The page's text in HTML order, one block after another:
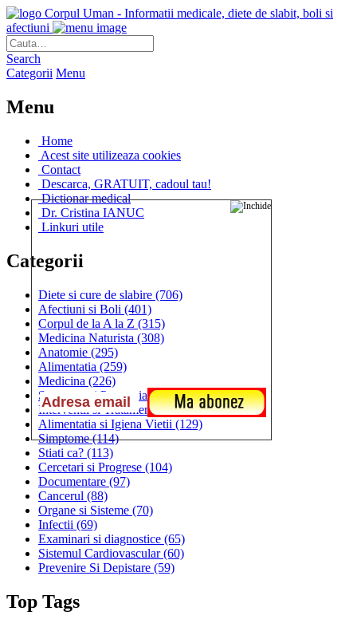
Corpul Uman - Informatii medicale, diete de slabit, boli si
afectiuni
Search
Categorii Menu
Menu
Home
Acest site utilizeaza cookies
Contact
Descarca, GRATUIT, cadoul tau!
Dictionar medical
Dr. Cristina IANUC
Linkuri utile
Categorii
Diete si cure de slabire (706)
Afectiuni si Boli (401)
Corpul de la A la Z (315)
Medicina Naturista (308)
Anatomie (295)
Alimentatia (259)
Medicina (226)
Sanatatea si Preventia(170)
Interventii si Tratamente(167)
Alimentatia si Igiena Vietii (129)
Simptome(114)
Stiati ca? (113)
Cercetari si Progrese (104)
Documentare (97)
Cancerul (88)
Organe si Sisteme (70)
Infectii (69)
Examinari si diagnostice (65)
Sistemul Cardiovascular(60)
Prevenire Si Depistare (59)
Top Tags